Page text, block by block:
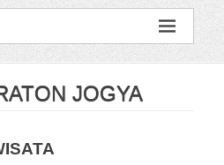
JOGYA